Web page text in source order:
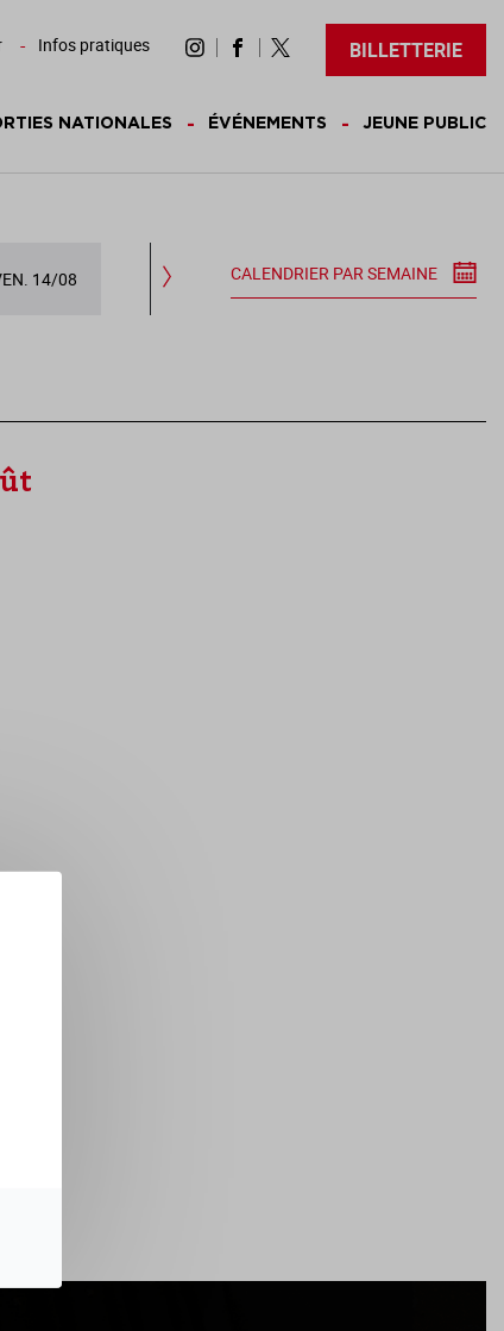
Infos pratiques BILLETTERIE
NATIONALES ÉVÉNEMENTS JEUNE PUBLIC
14/08 SAM. 15/08 DIM. 16/08
CALENDRIER PAR SEMAINE